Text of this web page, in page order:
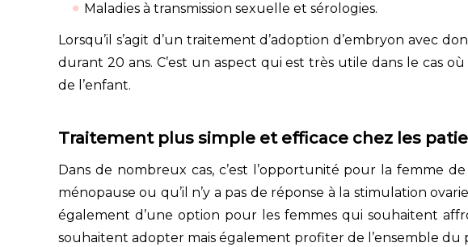
Maladies à transmission sexuelle et sérologies.
Lorsqu’il s’agit d’un traitement d’adoption d’embryon avec
durant 20 ans. C’est un aspect qui est très utile dans le cas
de l’enfant.
Traitement plus simple et efficace chez les
Dans de nombreux cas, c’est l’opportunité pour la femme
ménopause ou qu’il n’y a pas de réponse à la stimulation
également d’une option pour les femmes qui souhaitent
souhaitent adopter mais également profiter de l’ensemble du